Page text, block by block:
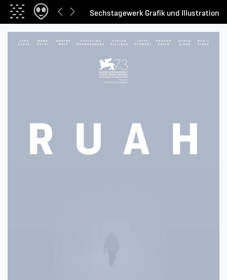
Sechstagewerk Grafik und Illustration